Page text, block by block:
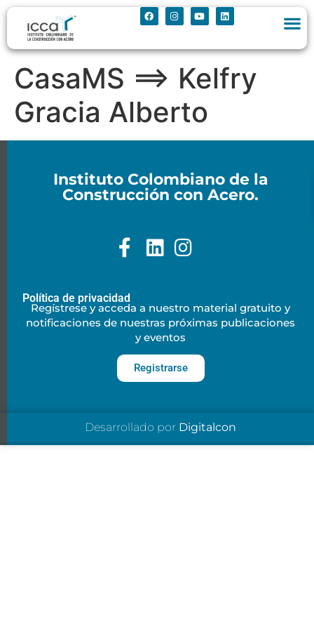
CasaMS ==> Kelfry
Gracia Alberto
Instituto Colombiano de la
Construcción con Acero.
Política de privacidad
Regístrese y acceda a nuestro material gratuito y
notificaciones de nuestras próximas publicaciones
y eventos
Registrarse
Desarrollado por Digitalcon